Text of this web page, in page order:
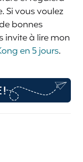
Si vous voulez
bonnes
invite à lire mon
en 5 jours.